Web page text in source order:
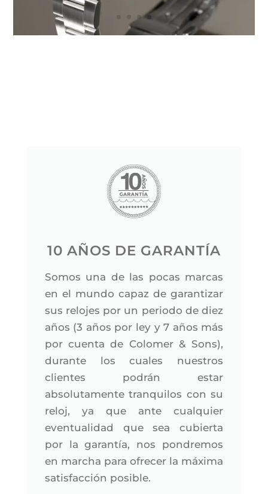
10 AÑOS DE GARANTÍA
Somos una de las pocas marcas
en el mundo capaz de garantizar
sus relojes por un periodo de diez
años (3 años por ley y 7 años más
por cuenta de Colomer & Sons),
durante los cuales nuestros
clientes podrán estar
absolutamente tranquilos con su
reloj, ya que ante cualquier
eventualidad que sea cubierta
por la garantía, nos pondremos
en marcha para ofrecer la máxima
satisfacción posible.